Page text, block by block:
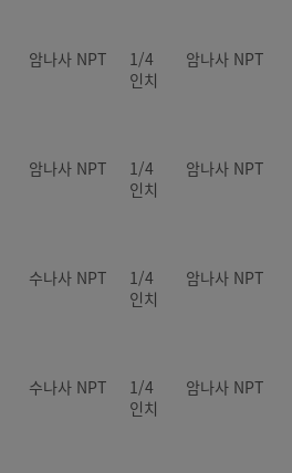
암나사 NPT
1/4
인치
암나사 NPT
암나사 NPT
1/4
인치
암나사 NPT
수나사 NPT
1/4
인치
암나사 NPT
수나사 NPT
1/4
인치
암나사 NPT